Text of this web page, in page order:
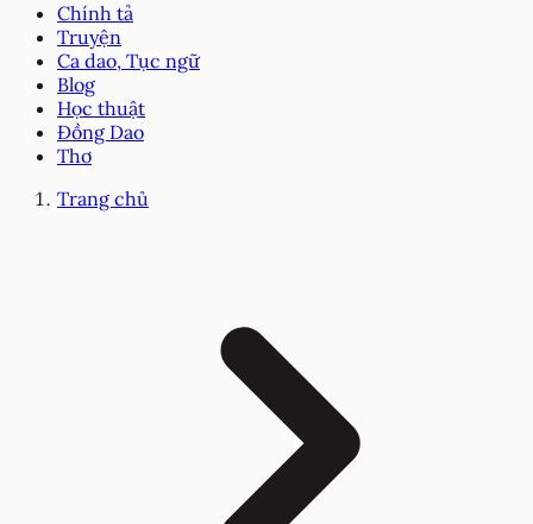
Chính tả
Truyện
Ca dao, Tục ngữ
Blog
Học thuật
Đồng Dao
Thơ
Trang chủ